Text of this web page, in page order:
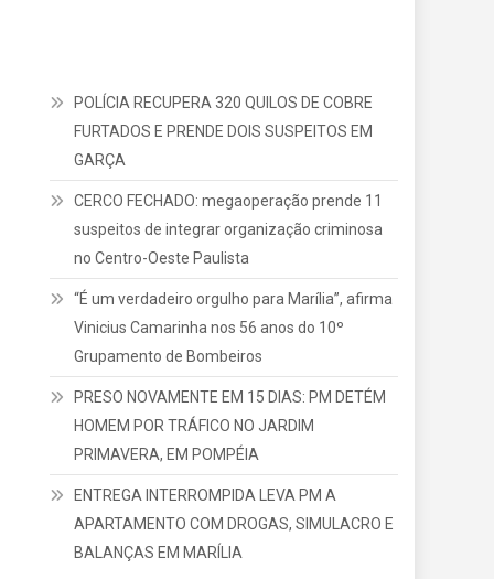
POLÍCIA RECUPERA 320 QUILOS DE COBRE
FURTADOS E PRENDE DOIS SUSPEITOS EM
GARÇA
CERCO FECHADO: megaoperação prende 11
suspeitos de integrar organização criminosa
no Centro-Oeste Paulista
“É um verdadeiro orgulho para Marília”, afirma
Vinicius Camarinha nos 56 anos do 10º
Grupamento de Bombeiros
PRESO NOVAMENTE EM 15 DIAS: PM DETÉM
HOMEM POR TRÁFICO NO JARDIM
PRIMAVERA, EM POMPÉIA
ENTREGA INTERROMPIDA LEVA PM A
APARTAMENTO COM DROGAS, SIMULACRO E
BALANÇAS EM MARÍLIA